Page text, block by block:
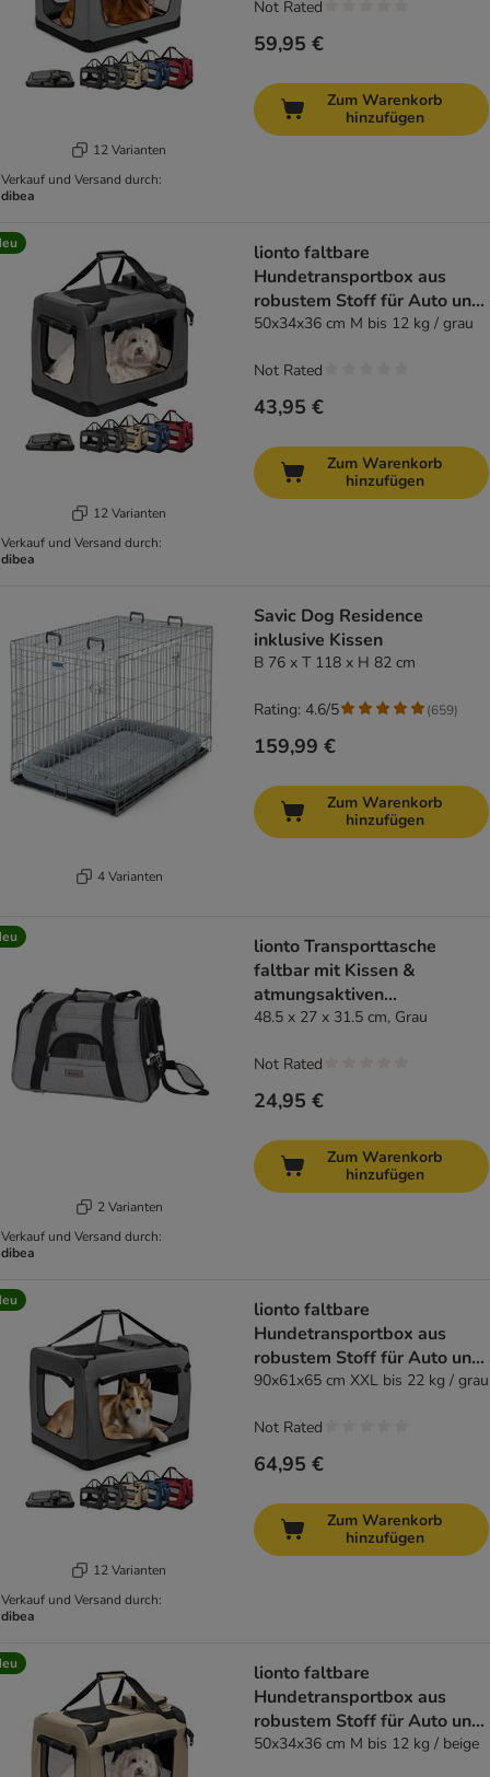
12 Varianten
Verkauf und Versand durch:
dibea
59,95 €
Not Rated
Zum Warenkorb
hinzufügen
12 Varianten
Verkauf und Versand durch:
dibea
lionto faltbare
Hundetransportbox aus
robustem Stoff für Auto und
Reisen
50x34x36 cm M bis 12 kg / grau
43,95 €
Not Rated
Zum Warenkorb
hinzufügen
4 Varianten
Savic Dog Residence
inklusive Kissen
B 76 x T 118 x H 82 cm
159,99 €
Rating: 4.6/5 (659)
Zum Warenkorb
hinzufügen
2 Varianten
Verkauf und Versand durch:
dibea
lionto Transporttasche
faltbar mit Kissen &
atmungsaktiven
Netzeinsätzen
48.5 x 27 x 31.5 cm, Grau
24,95 €
Not Rated
Zum Warenkorb
hinzufügen
12 Varianten
Verkauf und Versand durch:
dibea
lionto faltbare
Hundetransportbox aus
robustem Stoff für Auto und
Reisen
90x61x65 cm XXL bis 22 kg / grau
64,95 €
Not Rated
Zum Warenkorb
hinzufügen
lionto faltbare
Hundetransportbox aus
robustem Stoff für Auto und
Reisen
50x34x36 cm M bis 12 kg / beige